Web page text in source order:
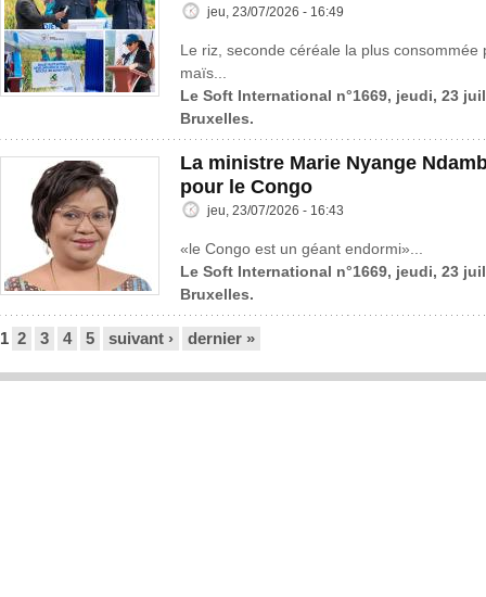
jeu, 23/07/2026 - 16:49
Le riz, seconde céréale la plus
maïs...
Le Soft International n°1669, jeudi, 23
Bruxelles.
La ministre Marie Nyange
pour le Congo
jeu, 23/07/2026 - 16:43
«le Congo est un géant endormi»...
Le Soft International n°1669, jeudi, 23
Bruxelles.
1 2 3 4 5 suivant › dernier »